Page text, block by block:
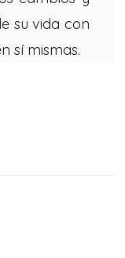
su vida con
sí mismas.